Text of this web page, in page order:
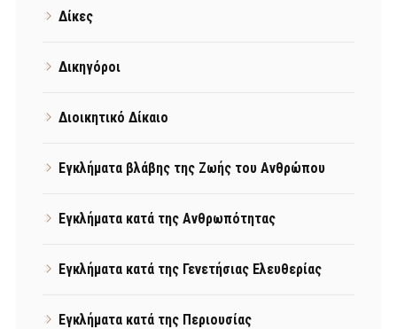
Δίκες
Δικηγόροι
Διοικητικό Δίκαιο
Εγκλήματα βλάβης της Ζωής του Ανθρώπου
Εγκλήματα κατά της Ανθρωπότητας
Εγκλήματα κατά της Γενετήσιας Ελευθερίας
Εγκλήματα κατά της Περιουσίας